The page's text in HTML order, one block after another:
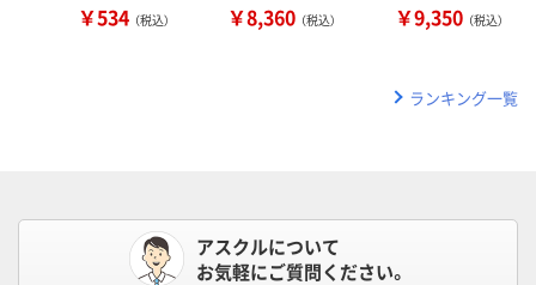
￥534 （税込） ￥8,360 （税込） ￥9,350 （税込）
ランキング一覧
アスクルについて
お気軽にご質問ください。